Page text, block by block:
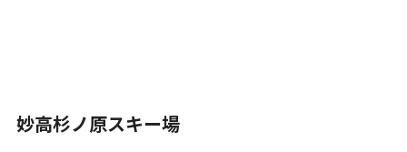
妙高杉ノ原スキー場